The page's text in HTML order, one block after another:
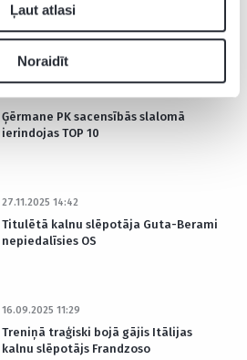
Ļaut atlasi
Noraidīt
Priekšā tikai mamma – Ģērmane
kalnu slēpošanā
28.12.2025 20:25
Ģērmane PK sacensībās slalomā
ierindojas TOP 10
27.11.2025 14:42
Titulētā kalnu slēpotāja Guta-Berami
nepiedalīsies OS
16.09.2025 11:29
Treniņā traģiski bojā gājis Itālijas
kalnu slēpotājs Frandzoso